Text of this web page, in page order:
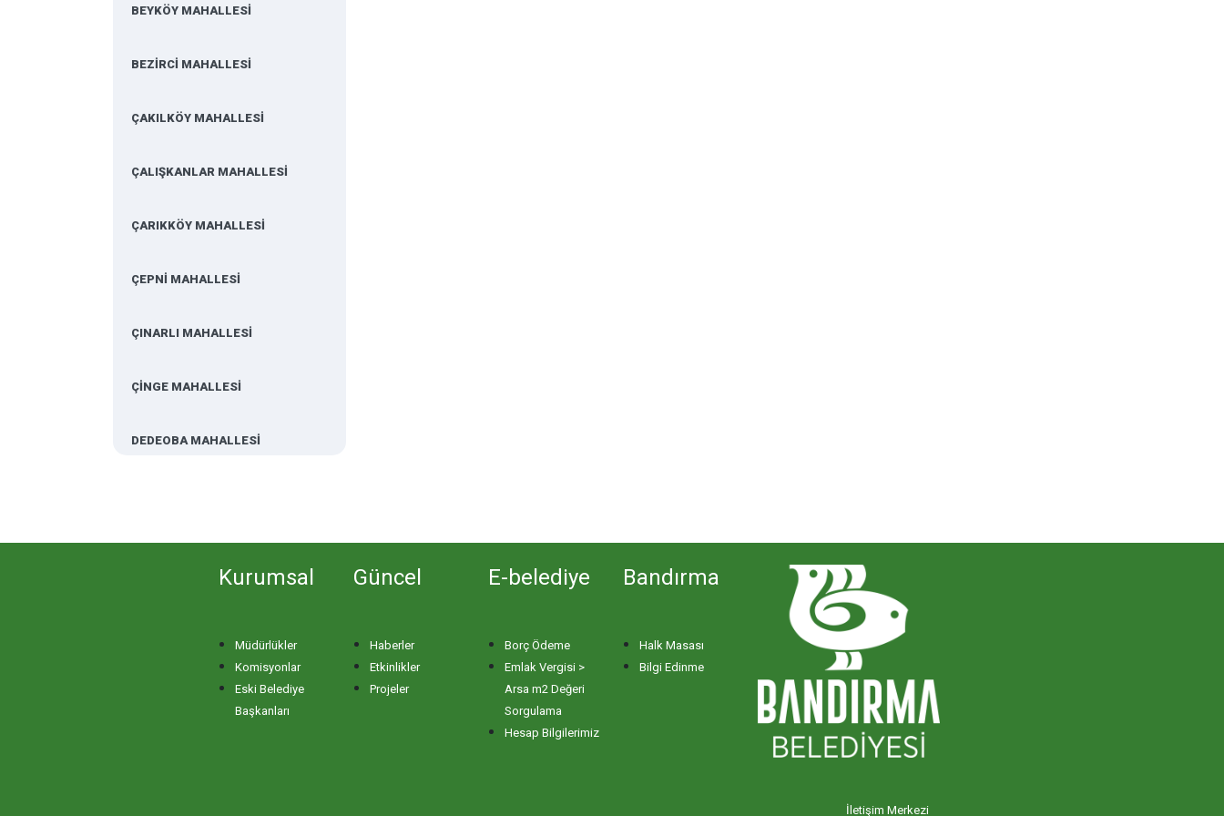
BEYKÖY MAHALLESİ
BEZİRCİ MAHALLESİ
ÇAKILKÖY MAHALLESİ
ÇALIŞKANLAR MAHALLESİ
ÇARIKKÖY MAHALLESİ
ÇEPNİ MAHALLESİ
ÇINARLI MAHALLESİ
ÇİNGE MAHALLESİ
DEDEOBA MAHALLESİ
DUTLİMAN MAHALLESİ
Kurumsal
Müdürlükler
Komisyonlar
Eski Belediye
Başkanları
Güncel
Haberler
Etkinlikler
Projeler
E-belediye
Borç Ödeme
Emlak Vergisi >
Arsa m2 Değeri
Sorgulama
Hesap Bilgilerimiz
Bandırma
Halk Masası
Bilgi Edinme
İletişim Merkezi